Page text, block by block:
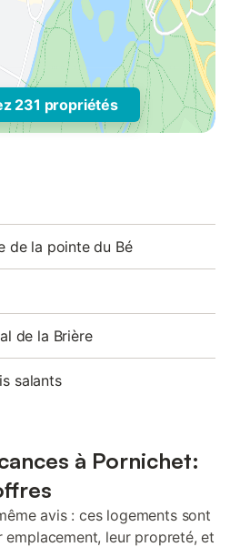
231 propriétés
de la pointe du Bé
de la Brière
salants
à Pornichet:
avis : ces logements sont
leur propreté, et